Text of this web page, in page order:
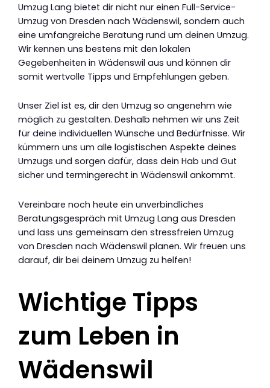
Umzug Lang bietet dir nicht nur einen Full-Service-
Umzug von Dresden nach Wädenswil, sondern auch
eine umfangreiche Beratung rund um deinen Umzug.
Wir kennen uns bestens mit den lokalen
Gegebenheiten in Wädenswil aus und können dir
somit wertvolle Tipps und Empfehlungen geben.
Unser Ziel ist es, dir den Umzug so angenehm wie
möglich zu gestalten. Deshalb nehmen wir uns Zeit
für deine individuellen Wünsche und Bedürfnisse. Wir
kümmern uns um alle logistischen Aspekte deines
Umzugs und sorgen dafür, dass dein Hab und Gut
sicher und termingerecht in Wädenswil ankommt.
Vereinbare noch heute ein unverbindliches
Beratungsgespräch mit Umzug Lang aus Dresden
und lass uns gemeinsam den stressfreien Umzug
von Dresden nach Wädenswil planen. Wir freuen uns
darauf, dir bei deinem Umzug zu helfen!
Wichtige Tipps
zum Leben in
Wädenswil